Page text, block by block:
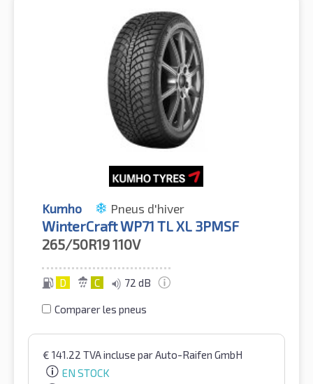
Kumho Pneus d'hiver
WinterCraft WP71 TL XL 3PMSF
265/50R19110V
D C 72 dB
Comparer les pneus
€ 141.22 TVA incluse par Auto-Raifen GmbH
EN STOCK